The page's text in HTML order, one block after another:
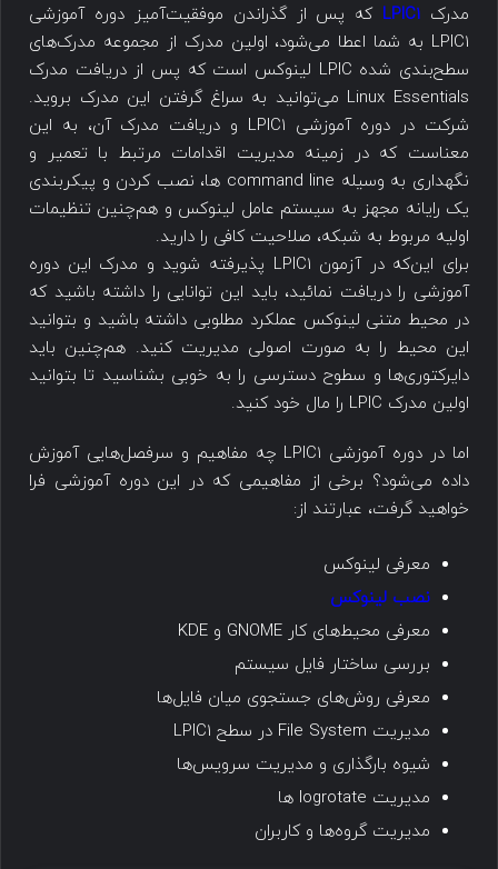
مدرک LPIC1 که پس از گذراندن موفقیت‌آمیز دوره آموزشی
LPIC1 به شما اعطا می‌‌شود، اولین مدرک از مجموعه مدرک‌های
سطح‌بندی شده LPIC لینوکس است که پس از دریافت مدرک
Linux Essentials می‌توانید به سراغ گرفتن این مدرک بروید.
شرکت در دوره آموزشی LPIC1 و دریافت مدرک آن، به این
معناست که در زمینه مدیریت اقدامات مرتبط با تعمیر و
نگهداری به وسیله command line ها، نصب کردن و پیکربندی
یک رایانه مجهز به سیستم عامل لینوکس و هم‌چنین تنظیمات
اولیه مربوط به شبکه، صلاحیت کافی را دارید.
برای این‌که در آزمون LPIC1 پذیرفته شوید و مدرک این دوره
آموزشی را دریافت نمائید، باید این توانایی را داشته باشید که
در محیط متنی لینوکس عملکرد مطلوبی داشته باشید و بتوانید
این محیط را به صورت اصولی مدیریت کنید. هم‌چنین باید
دایرکتوری‌ها و سطوح دسترسی را به خوبی بشناسید تا بتوانید
اولین مدرک LPIC را مال خود کنید.
اما در دوره آموزشی LPIC1 چه مفاهیم و سرفصل‌هایی آموزش
داده می‌شود؟ برخی از مفاهیمی که در این دوره آموزشی فرا
خواهید گرفت، عبارتند از:
معرفی لینوکس
نصب لینوکس
معرفی محیط‌های کار GNOME و KDE
بررسی ساختار فایل سیستم
معرفی روش‌های جستجوی میان فایل‌ها
مدیریت File System در سطح LPIC1
شیوه بارگذاری و مدیریت سرویس‌ها
مدیریت logrotate ها
مدیریت گروه‌ها و کاربران